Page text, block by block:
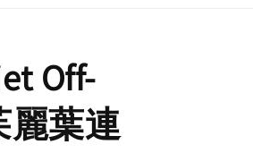
Off-
麗葉連